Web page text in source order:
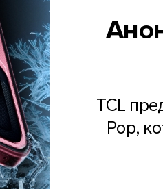
TCL
Pop,